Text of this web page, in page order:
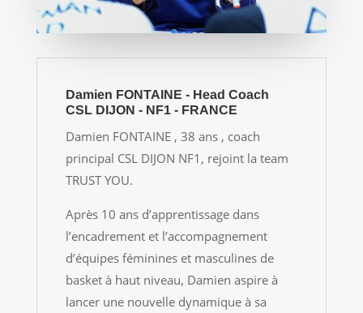
Damien FONTAINE - Head Coach
CSL DIJON - NF1 - FRANCE
Damien FONTAINE , 38 ans , coach
principal CSL DIJON NF1, rejoint la team
TRUST YOU.
Après 10 ans d’apprentissage dans
l’encadrement et l’accompagnement
d’équipes féminines et masculines de
basket à haut niveau, Damien aspire à
lancer une nouvelle dynamique à sa